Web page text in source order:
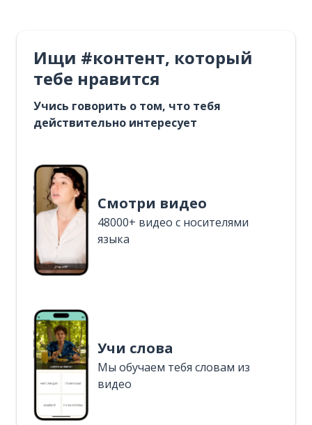
Ищи #контент, который
тебе нравится
Учись говорить о том, что тебя
действительно интересует
Смотри видео
48000+ видео с носителями
языка
Учи слова
Мы обучаем тебя словам из
видео